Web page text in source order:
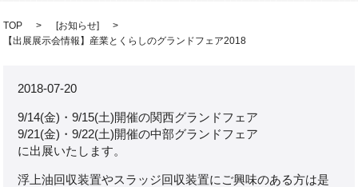
TOP [お知らせ]
【出展展示会情報】産業とくらしのグランドフェア2018
2018-07-20
9/14(金)・9/15(土)開催の関西グランドフェア
9/21(金)・9/22(土)開催の中部グランドフェア
に出展いたします。
浮上油回収装置やスラッジ回収装置にご興味のある方は是